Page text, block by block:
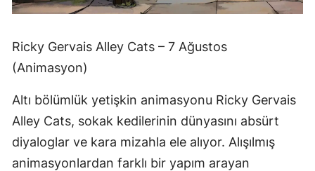
Ricky Gervais Alley Cats – 7 Ağustos
(Animasyon)
Altı bölümlük yetişkin animasyonu Ricky Gervais
Alley Cats, sokak kedilerinin dünyasını absürt
diyaloglar ve kara mizahla ele alıyor. Alışılmış
animasyonlardan farklı bir yapım arayan